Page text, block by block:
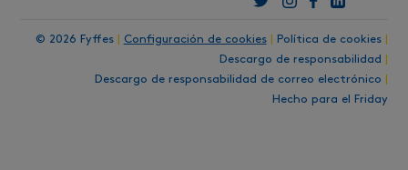
© 2026 Fyffes Configuración de cookies Política de cookies
Descargo de responsabilidad
Descargo de responsabilidad de correo electrónico
Hecho para el Friday